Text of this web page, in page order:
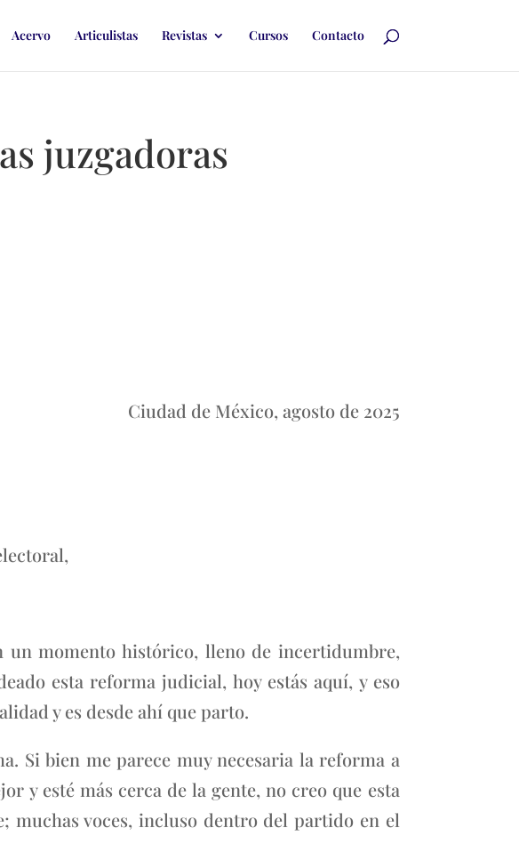
Acervo Articulistas Revistas Cursos Contacto
juzgadoras
Ciudad de México, agosto de 2025
un momento histórico, lleno de incertidumbre,
esta reforma judicial, hoy estás aquí, y eso
y es desde ahí que parto.
Si bien me parece muy necesaria la reforma a
y esté más cerca de la gente, no creo que esta
muchas voces, incluso dentro del partido en el